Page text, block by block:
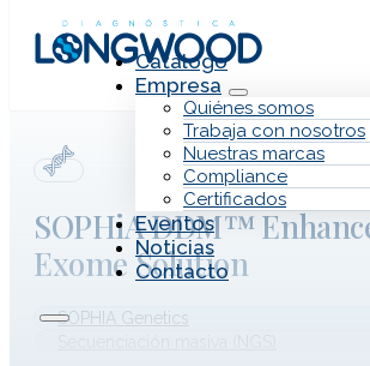
Saltar al contenido principal
Catálogo
Empresa
Quiénes somos
Trabaja con nosotros
Nuestras marcas
Compliance
Certificados
Eventos
Noticias
Contacto
SOPHiA DDM™
Exome Solution
SOPHIA Genetics